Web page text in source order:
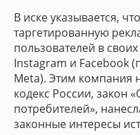
В иске указывается,
таргетированную
пользователей в
Instagram и Facebook
Meta). Этим компания
кодекс России, закон
потребителей»,
законные интересы
По желанию можете
добавить документы
Оставьте заявку и наш
вами для того, чтобы
платформу
изменения границ
Ситуация:
Власти
сократить земли
региона России,
часть под застройку
собственноручной
Я прочитал и
платформы
Соглашенияна